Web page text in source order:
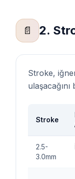
📄 2.
Stroke,
ulaşacağını
Stroke
2.5-
3.0mm